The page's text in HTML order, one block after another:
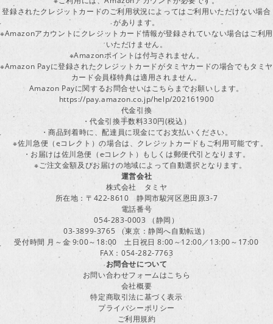
登録されたクレジットカードのご利用状況によってはご利用いただけない場合
があります。
※Amazonアカウントにクレジットカード情報が登録されていない場合はご利用
いただけません。
※Amazonポイントは付与されません。
※Amazon Payに登録されたクレジットカードがタミヤカードの場合でもタミヤ
カード会員様特典は適用されません。
Amazon Payに関するお問合せいはこちらまでお願いします。
https://pay.amazon.co.jp/help/202161900
代金引換
・代金引換手数料330円(税込）
・商品到着時に、配達員に現金にてお支払いください。
※佐川急便（eコレクト）の場合は、クレジットカードもご利用可能です。
・お届けは佐川急便（eコレクト）もしくは郵便代引となります。
※ご注文金額及びお届けの地域によって自動選択となります。
運営会社
株式会社 タミヤ
所在地：〒422-8610 静岡市駿河区恩田原3-7
電話番号
054-283-0003 （静岡）
03-3899-3765 （東京：静岡へ自動転送）
受付時間 月～金 9:00～18:00 土日祝日 8:00～12:00／13:00～17:00
FAX：054-282-7763
お問合せについて
お問い合わせフォームはこちら
会社概要
特定商取引法に基づく表示
プライバシーポリシー
ご利用規約